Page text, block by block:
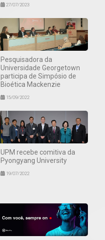
27/07/2023
Pesquisadora da
Universidade Georgetown
participa de Simpósio de
Bioética Mackenzie
15/09/2022
UPM recebe comitiva da
Pyongyang University
19/07/2022